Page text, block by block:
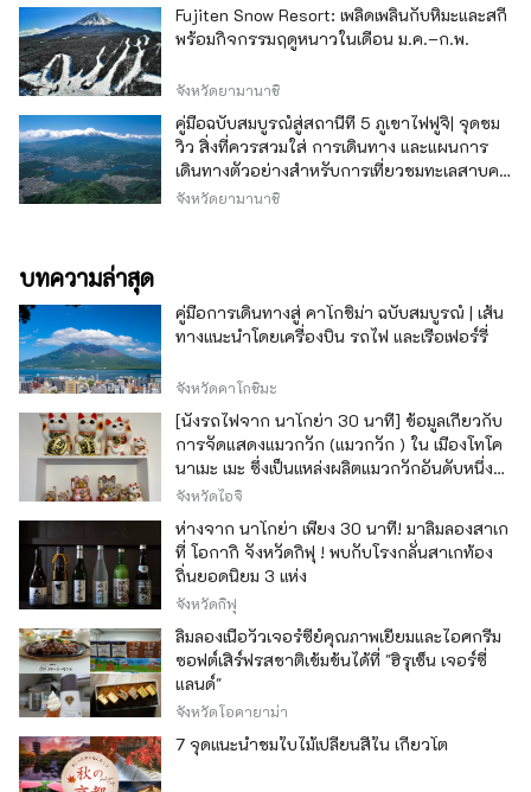
Fujiten Snow Resort: เพลิดเพลินกับหิมะและสกี
พร้อมกิจกรรมฤดูหนาวในเดือน ม.ค.–ก.พ.
จังหวัดยามานาชิ
คู่มือฉบับสมบูรณ์สู่สถานีที่ 5 ภูเขาไฟฟูจิ| จุดชม
วิว สิ่งที่ควรสวมใส่ การเดินทาง และแผนการ
เดินทางตัวอย่างสำหรับการเที่ยวชมทะเลสาบคา
วากุจิ
จังหวัดยามานาชิ
บทความล่าสุด
คู่มือการเดินทางสู่ คาโกชิม่า ฉบับสมบูรณ์ | เส้น
ทางแนะนำโดยเครื่องบิน รถไฟ และเรือเฟอร์รี่
จังหวัดคาโกชิมะ
[นั่งรถไฟจาก นาโกย่า 30 นาที] ข้อมูลเกี่ยวกับ
การจัดแสดงแมวกวัก (แมวกวัก ) ใน เมืองโทโค
นาเมะ เมะ ซึ่งเป็นแหล่งผลิตแมวกวักอันดับหนึ่ง
ของญี่ปุ่น
จังหวัดไอจิ
ห่างจาก นาโกย่า เพียง 30 นาที! มาลิ้มลองสาเก
ที่ โอกากิ จังหวัดกิฟุ ! พบกับโรงกลั่นสาเกท้อง
ถิ่นยอดนิยม 3 แห่ง
จังหวัดกิฟุ
ลิ้มลองเนื้อวัวเจอร์ซีย์คุณภาพเยี่ยมและไอศกรีม
ซอฟต์เสิร์ฟรสชาติเข้มข้นได้ที่ "ฮิรุเซ็น เจอร์ซี่
แลนด์"
จังหวัดโอคายาม่า
7 จุดแนะนำชมใบไม้เปลี่ยนสีใน เกียวโต